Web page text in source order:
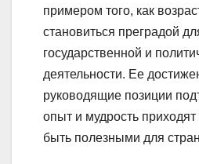
примером того, как
становиться преградой
государственной и
деятельности. Ее
руководящие позиции
опыт и мудрость приходят
быть полезными для